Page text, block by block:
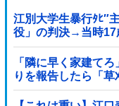
江別大学生暴行ﾀﾋ″
役」の判決→当時17
「隣に早く家建て
りを報告したら「
で…旦那が放った「
逆手にとった神対応